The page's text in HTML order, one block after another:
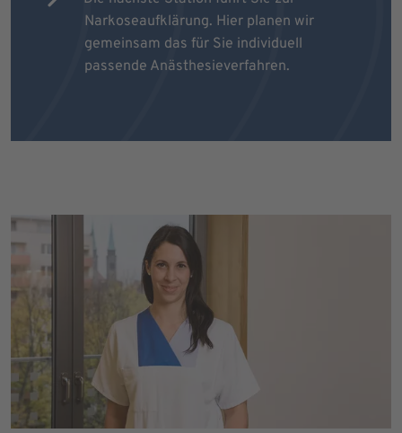
Narkoseaufklärung. Hier planen wir
gemeinsam das für Sie individuell
passende Anästhesieverfahren.